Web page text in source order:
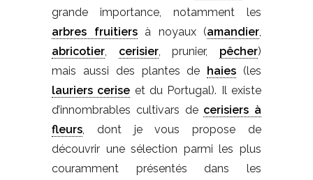
grande importance, notamment les
arbres fruitiersà noyaux (amandier
abricotier
cerisier, prunier, pêcher)
mais aussi des plantes de haies (les
lauriers cerise et du Portugal). Il existe
d’innombrables cultivars de cerisiers à
fleurs , dont je vous propose de
découvrir une sélection parmi les plus
couramment présentés dans les